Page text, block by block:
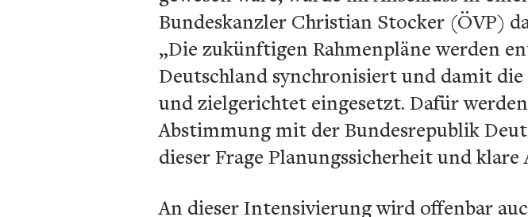
Bundeskanzler Christian Stocker (ÖVP)
„Die zukünftigen Rahmenpläne werden
Deutschland synchronisiert und damit
und zielgerichtet eingesetzt. Dafür
Abstimmung mit der Bundesrepublik
dieser Frage Planungssicherheit und
An dieser Intensivierung wird offenbar